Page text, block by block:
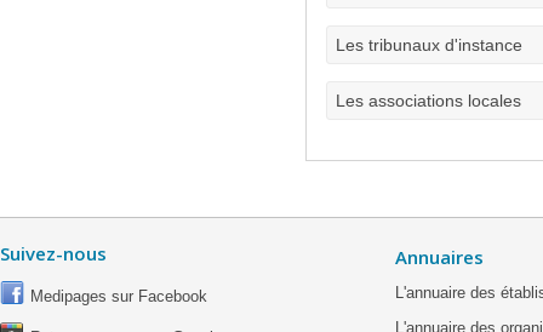
Les tribunaux d'instance
Les associations locales
Suivez-nous
Medipages sur Facebook
Annuaires
L'annuaire des
L'annuaire des